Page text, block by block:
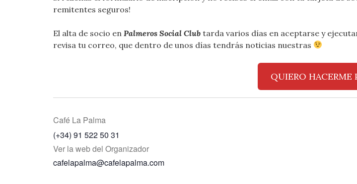
remitentes seguros!
El alta de socio en Palmeros Social Club tarda varios días en aceptarse y
revisa tu correo, que dentro de unos días tendrás noticias nuestras
QUIERO HACERME
Café La Palma
(+34) 91 522 50 31
Ver la web del Organizador
cafelapalma@cafelapalma.com